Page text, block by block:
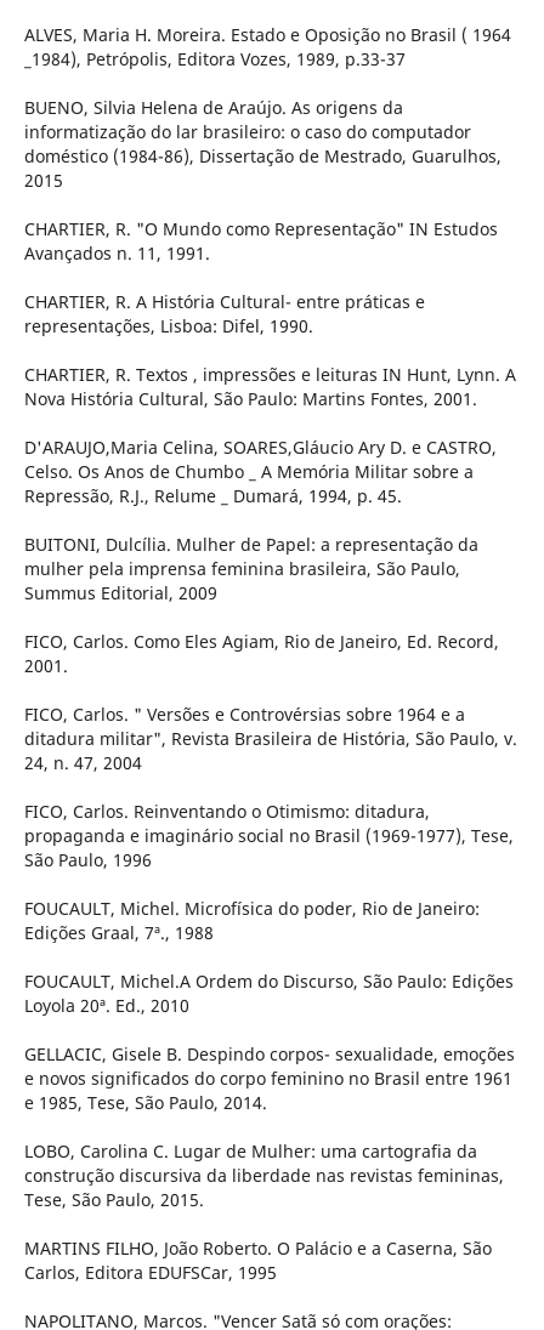
ALVES, Maria H. Moreira. Estado e Oposição no Brasil ( 1964
_1984), Petrópolis, Editora Vozes, 1989, p.33-37
BUENO, Silvia Helena de Araújo. As origens da
informatização do lar brasileiro: o caso do computador
doméstico (1984-86), Dissertação de Mestrado, Guarulhos,
2015
CHARTIER, R. "O Mundo como Representação" IN Estudos
Avançados n. 11, 1991.
CHARTIER, R. A História Cultural- entre práticas e
representações, Lisboa: Difel, 1990.
CHARTIER, R. Textos , impressões e leituras IN Hunt, Lynn. A
Nova História Cultural, São Paulo: Martins Fontes, 2001.
D'ARAUJO,Maria Celina, SOARES,Gláucio Ary D. e CASTRO,
Celso. Os Anos de Chumbo _ A Memória Militar sobre a
Repressão, R.J., Relume _ Dumará, 1994, p. 45.
BUITONI, Dulcília. Mulher de Papel: a representação da
mulher pela imprensa feminina brasileira, São Paulo,
Summus Editorial, 2009
FICO, Carlos. Como Eles Agiam, Rio de Janeiro, Ed. Record,
2001.
FICO, Carlos. " Versões e Controvérsias sobre 1964 e a
ditadura militar", Revista Brasileira de História, São Paulo, v.
24, n. 47, 2004
FICO, Carlos. Reinventando o Otimismo: ditadura,
propaganda e imaginário social no Brasil (1969-1977), Tese,
São Paulo, 1996
FOUCAULT, Michel. Microfísica do poder, Rio de Janeiro:
Edições Graal, 7ª., 1988
FOUCAULT, Michel.A Ordem do Discurso, São Paulo: Edições
Loyola 20ª. Ed., 2010
GELLACIC, Gisele B. Despindo corpos- sexualidade, emoções
e novos significados do corpo feminino no Brasil entre 1961
e 1985, Tese, São Paulo, 2014.
LOBO, Carolina C. Lugar de Mulher: uma cartografia da
construção discursiva da liberdade nas revistas femininas,
Tese, São Paulo, 2015.
MARTINS FILHO, João Roberto. O Palácio e a Caserna, São
Carlos, Editora EDUFSCar, 1995
NAPOLITANO, Marcos. "Vencer Satã só com orações: